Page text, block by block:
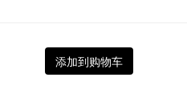
添加到购物车